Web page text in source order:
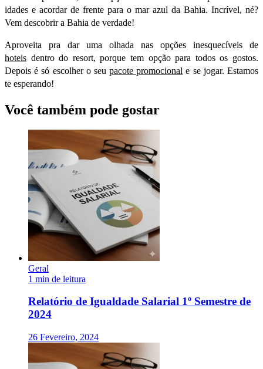
idades e acordar de frente para o mar azul da Bahia. Incrível, né?
Vem descobrir a Bahia de verdade!
Aproveita pra dar uma olhada nas opções inesquecíveis de
hoteis dentro do resort, porque tem opção para todos os gostos.
Depois é só escolher o seupacote promocional e se jogar. Estamos
te esperando!
Você também pode gostar
Geral
1 min de leitura
Relatório de Igualdade Salarial 1º Semestre de
2024
26 Fevereiro, 2024